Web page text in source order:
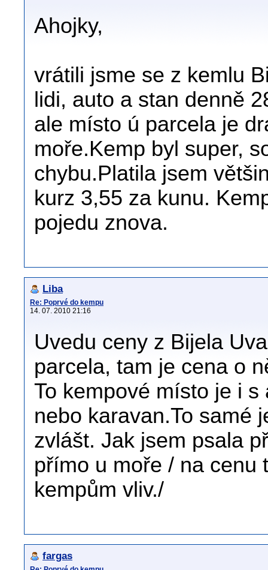
Ahojky,
vrátili jsme se z kemlu
lidi, auto a stan denně
ale místo ú parcela je
moře.Kemp byl super,
chybu.Platila jsem
kurz 3,55 za kunu.
pojedu znova.
Liba
Re: Poprvé do kempu
14. 07. 2010 21:16
Uvedu ceny z Bijela
parcela, tam je cena o
To kempové místo je i
nebo karavan.To samé
zvlášt. Jak jsem psala
přímo u moře / na cenu
kempům vliv./
fargas